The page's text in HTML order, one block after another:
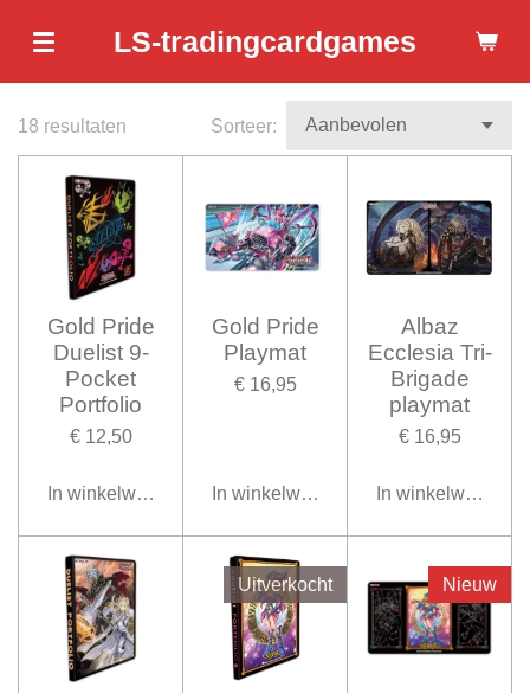
direct
naar
de
LS-tradingcardgames
18 resultaten Sorteer:
Gold Pride
Duelist 9-
Pocket
Portfolio
€ 12,50
In winkelwagen
Gold Pride
Playmat
€ 16,95
In winkelwagen
Albaz
Ecclesia Tri-
Brigade
playmat
€ 16,95
In winkelwagen
Uitverkocht Nieuw